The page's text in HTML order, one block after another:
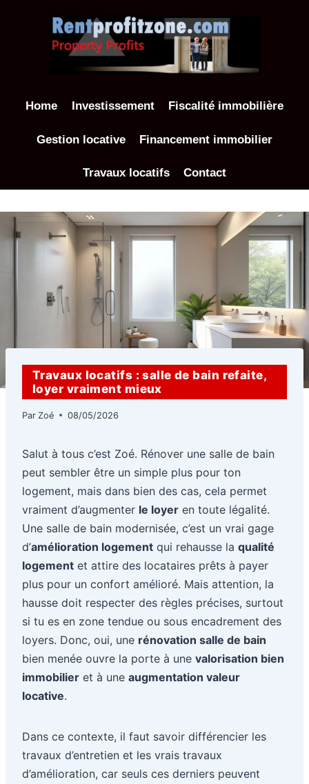
Home Investissement Fiscalité immobilière
Gestion locative Financement immobilier
Travaux locatifs Contact
Travaux locatifs : salle de bain refaite,
loyer vraiment mieux
Par Zoé 08/05/2026
Salut à tous c’est Zoé. Rénover une salle de bain
peut sembler être un simple plus pour ton
logement, mais dans bien des cas, cela permet
vraiment d’augmenter le loyer en toute légalité.
Une salle de bain modernisée, c’est un vrai gage
d’amélioration logement qui rehausse la qualité
logement et attire des locataires prêts à payer
plus pour un confort amélioré. Mais attention, la
hausse doit respecter des règles précises, surtout
si tu es en zone tendue ou sous encadrement des
loyers. Donc, oui, une rénovation salle de bain
bien menée ouvre la porte à une valorisation bien
immobilier et à une augmentation valeur
locative.
Dans ce contexte, il faut savoir différencier les
travaux d’entretien et les vrais travaux
d’amélioration, car seuls ces derniers peuvent